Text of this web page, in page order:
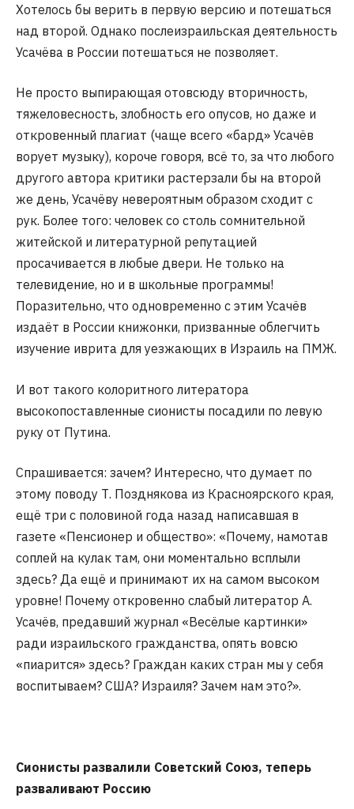
Хотелось бы верить в первую версию и потешаться
над второй. Однако послеизраильская деятельность
Усачёва в России потешаться не позволяет.
Не просто выпирающая отовсюду вторичность,
тяжеловесность, злобность его опусов, но даже и
откровенный плагиат (чаще всего «бард» Усачёв
ворует музыку), короче говоря, всё то, за что любого
другого автора критики растерзали бы на второй
же день, Усачёву невероятным образом сходит с
рук. Более того: человек со столь сомнительной
житейской и литературной репутацией
просачивается в любые двери. Не только на
телевидение, но и в школьные программы!
Поразительно, что одновременно с этим Усачёв
издаёт в России книжонки, призванные облегчить
изучение иврита для уезжающих в Израиль на ПМЖ.
И вот такого колоритного литератора
высокопоставленные сионисты посадили по левую
руку от Путина.
Спрашивается: зачем? Интересно, что думает по
этому поводу Т. Позднякова из Красноярского края,
ещё три с половиной года назад написавшая в
газете «Пенсионер и общество»: «Почему, намотав
соплей на кулак там, они моментально всплыли
здесь? Да ещё и принимают их на самом высоком
уровне! Почему откровенно слабый литератор А.
Усачёв, предавший журнал «Весёлые картинки»
ради израильского гражданства, опять вовсю
«пиарится» здесь? Граждан каких стран мы у себя
воспитываем? США? Израиля? Зачем нам это?».
Сионисты развалили Советский Союз, теперь
разваливают Россию